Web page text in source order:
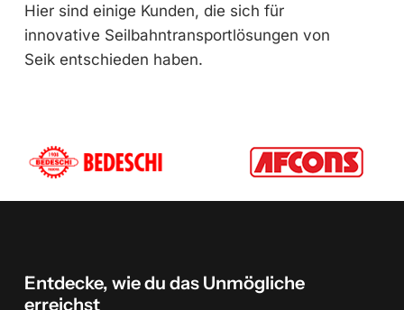
Hier sind einige Kunden, die sich für
innovative Seilbahntransportlösungen von
Seik entschieden haben.
Entdecke, wiedu das Unmögliche
erreichst